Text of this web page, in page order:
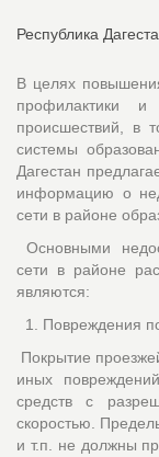
Республика
В целях
профилактики и
происшествий, в
системы
Дагестан
информацию о
сети в районе
Основными
сети в районе
являются:
1. Повреждения
Покрытие
иных
средств с
скоростью.
и т.п. не должны